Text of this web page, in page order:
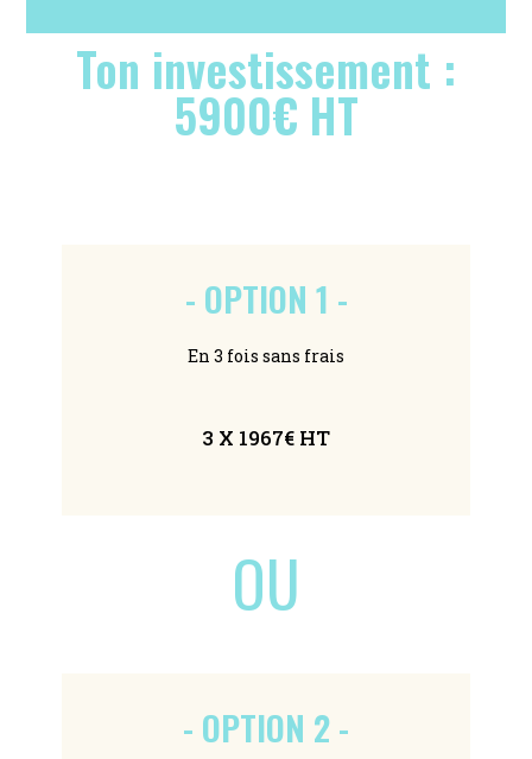
Ton investissement :
5900€ HT
- OPTION 1 -
En 3 fois sans frais
3 X 1967€ HT
OU
- OPTION 2 -